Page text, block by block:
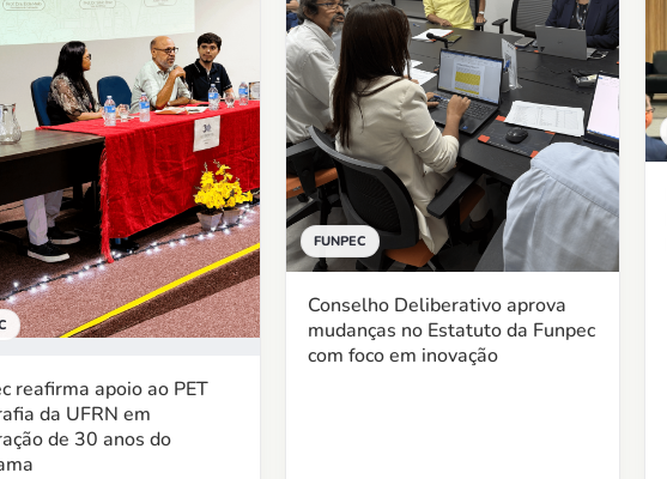
reafirma apoio ao PET
da UFRN em
de 30 anos do
FUNPEC
Conselho Deliberativo aprova
mudanças no Estatuto da Funpec
com foco em inovação